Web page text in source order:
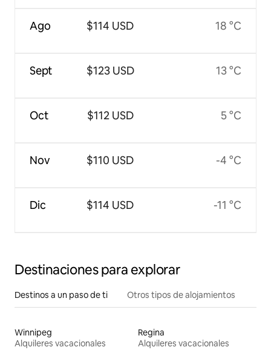
Ago
Sept
Oct
Nov
Dic
$114 USD
$123 USD
$112 USD
$110 USD
$114 USD
18 °C
13 °C
5 °C
-4 °C
-11 °C
Destinaciones para explorar
Destinos a un paso de ti Otros tipos de alojamientos
Winnipeg
Alquileres vacacionales
Regina
Alquileres vacacionales